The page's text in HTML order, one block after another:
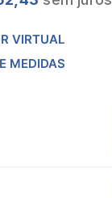
VIRTUAL
MEDIDAS